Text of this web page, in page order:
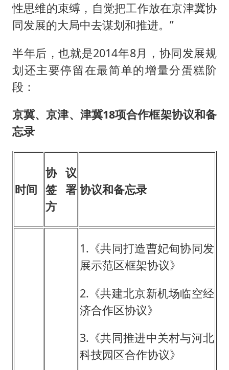
性思维的束缚，自觉把工作放在京津冀协
同发展的大局中去谋划和推进。”
半年后，也就是2014年8月，协同发展规
划还主要停留在最简单的增量分蛋糕阶
段：
京冀、京津、津冀18项合作框架协议和备
忘录
时间
协议
签署
方
协议和备忘录
1.《共同打造曹妃甸协同发
展示范区框架协议》
2.《共建北京新机场临空经
济合作区协议》
3.《共同推进中关村与河北
科技园区合作协议》